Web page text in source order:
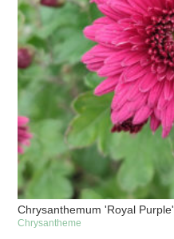
Chrysanthemum 'Royal Purple'
Chrysantheme